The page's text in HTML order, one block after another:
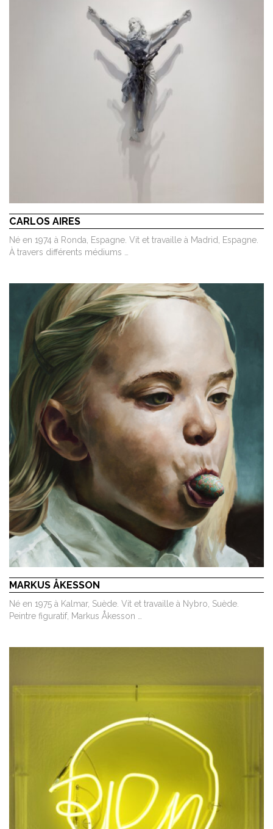
CARLOS AIRES
Né en 1974 à Ronda, Espagne. Vit et travaille à Madrid, Espagne.
À travers différents médiums …
MARKUS ÅKESSON
Né en 1975 à Kalmar, Suède. Vit et travaille à Nybro, Suède.
Peintre figuratif, Markus Åkesson …